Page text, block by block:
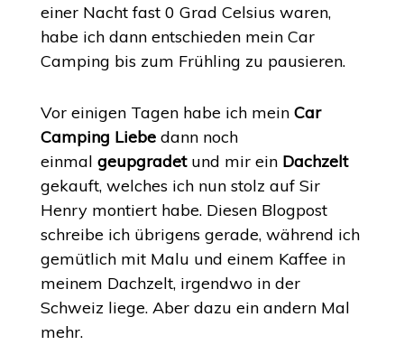
einer Nacht fast 0 Grad Celsius waren,
habe ich dann entschieden mein Car
Camping bis zum Frühling zu pausieren.
Vor einigen Tagen habe ich mein Car
Camping Liebedann noch
einmal geupgradetund mir ein Dachzelt
gekauft, welches ich nun stolz auf Sir
Henry montiert habe. Diesen Blogpost
schreibe ich übrigens gerade, während ich
gemütlich mit Malu und einem Kaffee in
meinem Dachzelt, irgendwo in der
Schweiz liege. Aber dazu ein andern Mal
mehr.